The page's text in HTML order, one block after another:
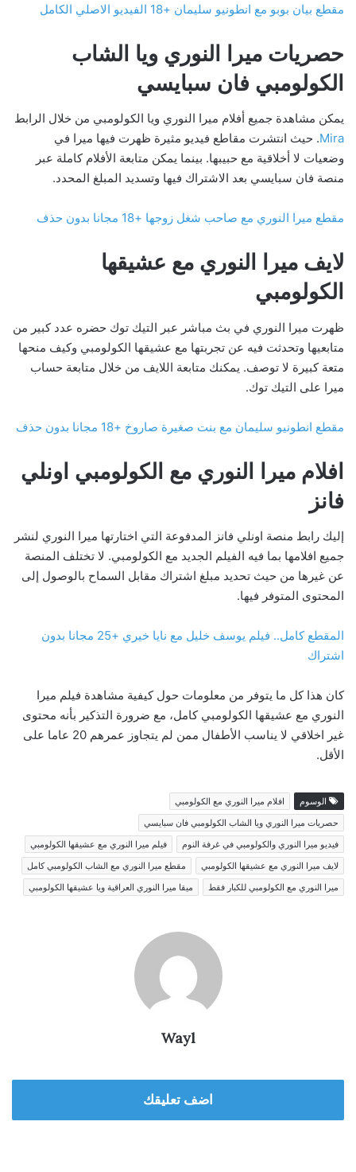
مقطع بيان بوبو مع انطونيو سليمان +18 الفيديو الاصلي الكامل
حصريات ميرا النوري ويا الشاب
الكولومبي فان سبايسي
يمكن مشاهدة جميع أفلام ميرا النوري ويا الكولومبي من خلال الرابط
Mira. حيث انتشرت مقاطع فيديو مثيرة ظهرت فيها ميرا في
وضعيات لا أخلاقية مع حبيبها. بينما يمكن متابعة الأفلام كاملة عبر
منصة فان سبايسي بعد الاشتراك فيها وتسديد المبلغ المحدد.
مقطع ميرا النوري مع صاحب شغل زوجها +18 مجانا بدون حذف
لايف ميرا النوري مع عشيقها
الكولومبي
ظهرت ميرا النوري في بث مباشر عبر التيك توك حضره عدد كبير من
متابعيها وتحدثت فيه عن تجربتها مع عشيقها الكولومبي وكيف منحها
متعة كبيرة لا توصف. يمكنك متابعة اللايف من خلال متابعة حساب
ميرا على التيك توك.
مقطع انطونيو سليمان مع بنت صغيرة صاروخ +18 مجانا بدون حذف
افلام ميرا النوري مع الكولومبي اونلي
فانز
إليك رابط منصة اونلي فانز المدفوعة التي اختارتها ميرا النوري لنشر
جميع افلامها بما فيه الفيلم الجديد مع الكولومبي. لا تختلف المنصة
عن غيرها من حيث تحديد مبلغ اشتراك مقابل السماح بالوصول إلى
المحتوى المتوفر فيها.
المقطع كامل.. فيلم يوسف خليل مع نايا خيري +25 مجانا بدون
اشتراك
كان هذا كل ما يتوفر من معلومات حول كيفية مشاهدة فيلم ميرا
النوري مع عشيقها الكولومبي كامل، مع ضرورة التذكير بأنه محتوى
غير اخلاقي لا يناسب الأطفال ممن لم يتجاوز عمرهم 20 عاما على
الأقل.
الوسوم
افلام ميرا النوري مع الكولومبي
حصريات ميرا النوري ويا الشاب الكولومبي فان سبايسي
فيديو ميرا النوري والكولومبي في غرفة النوم
فيلم ميرا النوري مع عشيقها الكولومبي
لايف ميرا النوري مع عشيقها الكولومبي
مقطع ميرا النوري مع الشاب الكولومبي كامل
ميرا النوري مع الكولومبي للكبار فقط
ميقا ميرا النوري العراقية ويا عشيقها الكولومبي
Wayl
اضف تعليقك